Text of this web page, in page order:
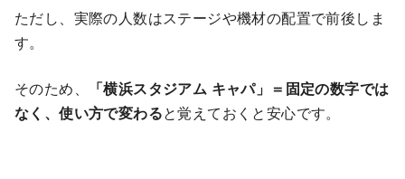
ただし、実際の人数はステージや機材の配置で前後しま
す。
そのため、
「横浜スタジアム キャパ」＝固定の数字では
なく、使い方で変わると覚えておくと安心です。